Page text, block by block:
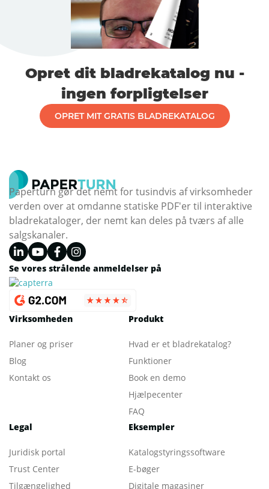
Opret dit bladrekatalog nu -
ingen forpligtelser
OPRET MIT GRATIS BLADREKATALOG
Paperturn gør det nemt for tusindvis af virksomheder
verden over at omdanne statiske PDF'er til interaktive
bladrekataloger, der nemt kan deles på tværs af alle
salgskanaler.
Se vores strålende anmeldelser på
Virksomheden
Planer og priser
Blog
Kontakt os
Produkt
Hvad er et bladrekatalog?
Funktioner
Book en demo
Hjælpecenter
FAQ
Legal
Juridisk portal
Trust Center
Tilgængelighed
Eksempler
Katalogstyringssoftware
E-bøger
Digitale magasiner